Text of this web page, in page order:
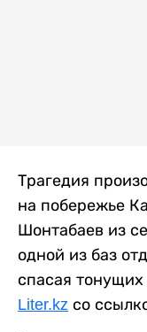
Трагедия
на побережье
Шонтабаев из
одной из баз
спасая
Liter.kz со